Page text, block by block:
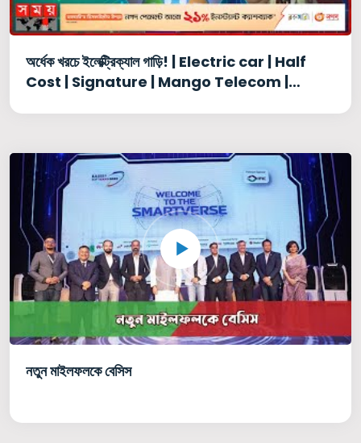
অর্ধেক খরচে ইলেক্ট্রিক্যাল গাড়ি! | Electric car | Half
Cost | Signature | Mango Telecom |
নতুন মাইলফলকে বেসিস